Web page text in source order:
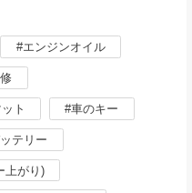
エンジンオイル
ト 車のキー
テリー
上がり)